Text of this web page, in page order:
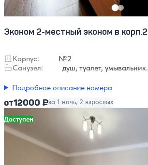
Эконом 2-местный эконом в корп.2
Корпус:
№2
Санузел:
душ, туалет, умывальник.
Подробное описание номера
от12000 ₽за 1 ночь, 2 взрослых
Доступен